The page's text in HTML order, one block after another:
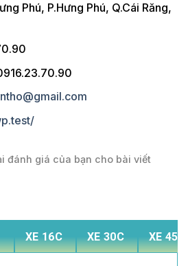
Phú, P.Hưng Phú, Q.Cái Răng,
đánh giá của bạn cho bài viết
XE 16C XE 30C XE 45C